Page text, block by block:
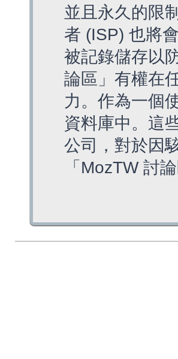
並且永久的限
者 (ISP) 也將
被記錄儲存以
論區」有權在
力。作為一個
資料庫中。這
公司，對於因
「MozTW 討